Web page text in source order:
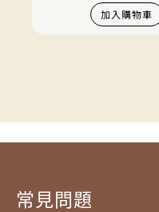
加入購物車
常見問題